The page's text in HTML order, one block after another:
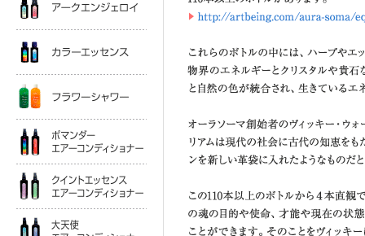
の方向性を見ていくことができ
ラソーマは魂の鏡」と表現し、
箱と呼んでいます。
そのようにして選んだボトルは
れ、バランスを回復することを助
このように、イクイリブリアム
し、自身の内面の魂をケアする
フラワーシャワー
ポマンダーエアコンディショナー
クイントエッセンスエアコンディショナー
大天使エアコンディショナー